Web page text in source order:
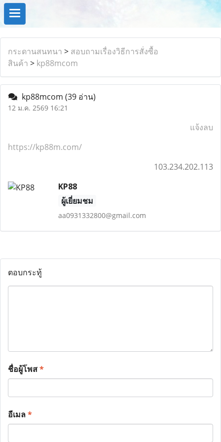
กระดานสนทนา > สอบถามเรื่องวิธีการสั่งซื้อ
สินค้า > kp88mcom
kp88mcom (39 อ่าน)
12 ม.ค. 2569 16:21
แจ้งลบ
https://kp88m.com/
103.234.202.113
KP88
ผู้เยี่ยมชม
aa0931332800@gmail.com
ตอบกระทู้
ชื่อผู้โพส*
อีเมล*